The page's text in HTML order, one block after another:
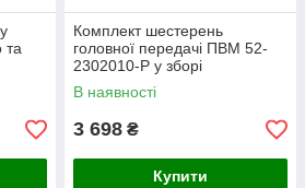
та
Комплект шестерень
головної передачі ПВМ 52-
2302010-Р у зборі
В наявності
3 698 ₴
Купити